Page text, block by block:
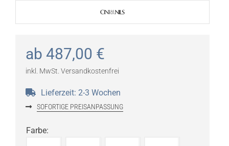
ab 487,00 €
inkl. MwSt. Versandkostenfrei
Lieferzeit: 2-3 Wochen
SOFORTIGE PREISANPASSUNG
Farbe: